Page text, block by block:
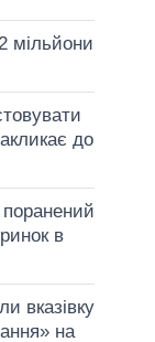
мільйони
до
в
вказівку
на